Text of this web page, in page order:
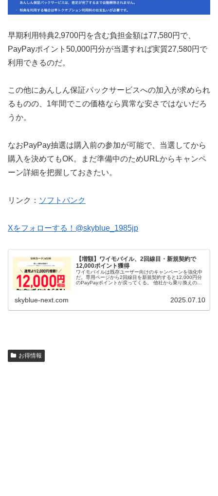
早期利用特典2,9700円を含む負担金額は77,580円で、
PayPayポイント50,000円分が当選すれば実質27,580円で
利用できるのだ。
この他にあんしん保証パックサービスへの加入が求められ
るものの、1年間でこの価格なら異常な安さではないだろ
うか。
なおPayPay抽選は購入前の参加が可能で、当選してから
購入を決めてもOK。まだ準備中のためURLからキャンペ
ーン詳細を把握しておきたい。
リンク： ソフトバンク
Xをフォローする！@skyblue_1985jp
【増額】ワイモバイル、2回線目・新規契約で
12,000ポイント獲得
ワイモバイルは既存ユーザー向けのキャンペーンを強化中
だ。専用ページから2回線目を新規契約すると12,000円分
のPayPayポイントが戻ってくる。 他社から乗り換えの場
skyblue-next.com 2025.07.10
お得情報